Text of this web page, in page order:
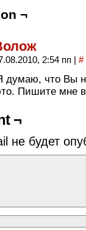
¬
2:54 пп | #
думаю, что Вы
Пишите мне
¬
не будет